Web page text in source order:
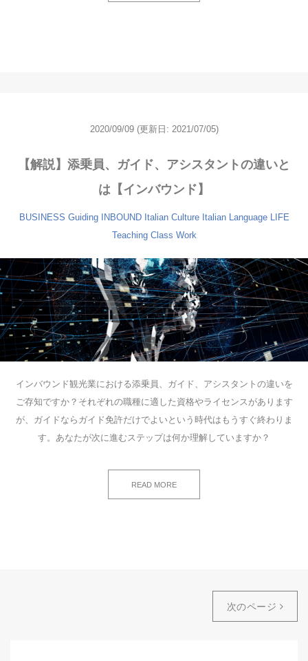
2020/09/09 (更新日: 2021/07/05)
【解説】添乗員、ガイド、アシスタントの違いと
は【インバウンド】
BUSINESS Guiding INBOUND Italian Culture Italian Language LIFE
Teaching Class Work
インバウンド観光業における添乗員、ガイド、アシスタントの違いを
ご存知ですか？それぞれの職種に適した資格やライセンスがあります
が、ガイドならガイド免許だけでよいという時代はもうすぐ終わりま
す。あなたが次に進むステップは何か理解していますか？
READ MORE
次のページ